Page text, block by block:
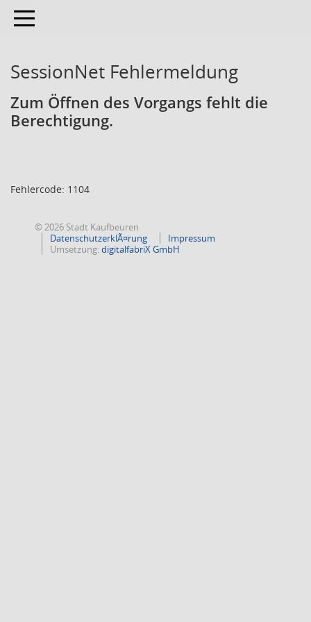
Toggle navigation
SessionNet Fehlermeldung
Zum Öffnen des Vorgangs fehlt die
Berechtigung.
Fehlercode: 1104
© 2026 Stadt Kaufbeuren
DatenschutzerklÃ¤rung
Impressum
Umsetzung:digitalfabriX GmbH